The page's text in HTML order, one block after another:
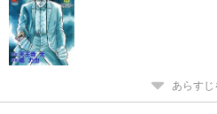
あらすじ